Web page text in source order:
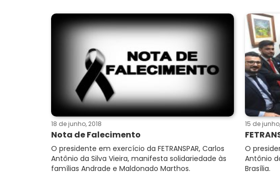
18 de junho, 2018
Nota de Falecimento
O presidente em exercício da FETRANSPAR, Carlos
Antônio da Silva Vieira, manifesta solidariedade às
famílias Andrade e Maldonado Marthos.
15 de
O
Antônio
Brasília.